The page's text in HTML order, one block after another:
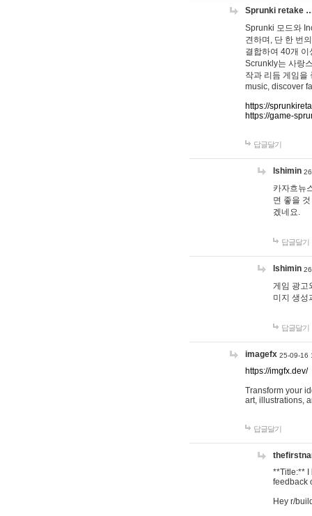
Sprunki retake
Sprunki 모드와
견하며, 단 한 번
결합하여 40개
Scrunkly는 사랑
작과 리듬 게임을
music, discover
https://
https://game-
답글달기
lshimin
카자흐뉴
면 좋을
겠네요.
답글달기
lshimin
게임 광고
미지 생성
답글달기
imagefx 25-09-16
https://imgfx.dev/
Transform your
art, illustrations,
답글달기
**Title:** I
feedback
Hey r/